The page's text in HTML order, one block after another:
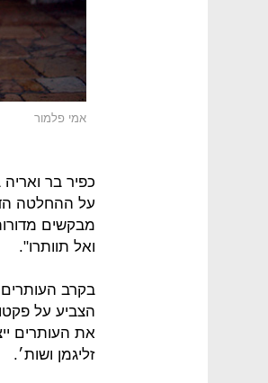
אמי פלמור
כפיר בר
על ההחלטה
מבקשים
ואל תוותרו".
בקרב
הצביע על
את העותרים
זליגמן ושות׳.